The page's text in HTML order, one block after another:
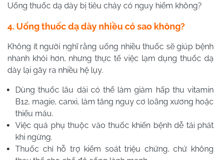
Uống thuốc dạ dày bị tiêu chảy có nguy hiểm không?
4. Uống thuốc dạ dày nhiều có sao không?
Không ít người nghĩ rằng uống nhiều thuốc sẽ giúp bệnh
nhanh khỏi hơn, nhưng thực tế việc lạm dụng thuốc dạ
dày lại gây ra nhiều hệ lụy.
Dùng thuốc lâu dài có thể làm giảm hấp thu vitamin
B12, magie, canxi, làm tăng nguy cơ loãng xương hoặc
thiếu máu.
Việc quá phụ thuộc vào thuốc khiến bệnh dễ tái phát
khi ngừng.
Thuốc chỉ hỗ trợ kiểm soát triệu chứng, chứ không